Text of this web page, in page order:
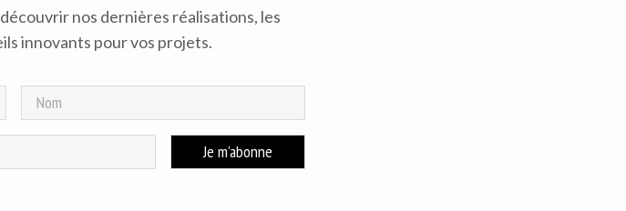
nos dernières réalisations, les
innovants pour vos projets.